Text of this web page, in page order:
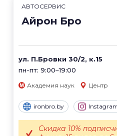
АВТОСЕРВИС
Айрон Бро
ул. П.Бровки 30/2, к.15
пн-пт: 9:00–19:00
Академия наук Центр
ironbro.by
Скидка 10%